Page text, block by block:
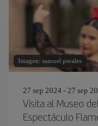
Imagen: samuel perales
27 sep 2024 - 27 sep
Visita al Museo
Espectáculo